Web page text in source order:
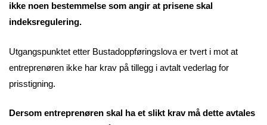
ikke noen bestemmelse som angir at prisene skal
indeksregulering.
Utgangspunktet etter Bustadoppføringslova er tvert i mot at
entreprenøren ikke har krav på tillegg i avtalt vederlag for
prisstigning.
Dersom entreprenøren skal ha et slikt krav må dette avtales